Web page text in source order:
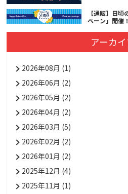
【通販】日
ペーン」開催
アーカ
2026年08月 (1)
2026年06月 (2)
2026年05月 (2)
2026年04月 (2)
2026年03月 (5)
2026年02月 (2)
2026年01月 (2)
2025年12月 (4)
2025年11月 (1)